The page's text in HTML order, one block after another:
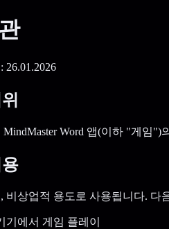
26.01.2026
MindMaster Word 앱(이하 "게임
비상업적 용도로 사용됩니다. 다
기에서 게임 플레이